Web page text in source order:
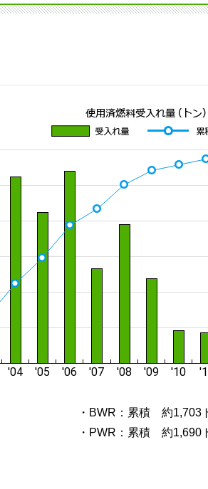
・BWR：累積 約1,703
・PWR：累積 約1,690